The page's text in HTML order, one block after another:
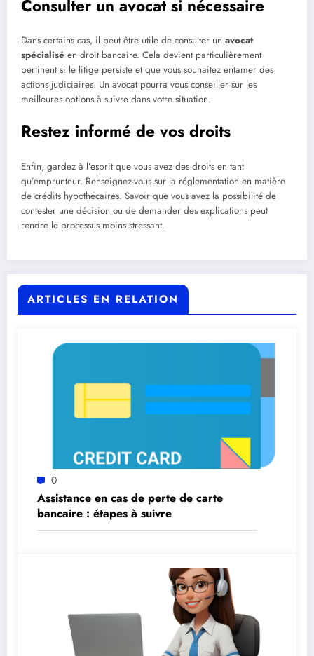
Consulter un avocat si nécessaire
Dans certains cas, il peut être utile de consulter un avocat
spécialisé en droit bancaire. Cela devient particulièrement
pertinent si le litige persiste et que vous souhaitez entamer des
actions judiciaires. Un avocat pourra vous conseiller sur les
meilleures options à suivre dans votre situation.
Restez informé de vos droits
Enfin, gardez à l’esprit que vous avez des droits en tant
qu’emprunteur. Renseignez-vous sur la réglementation en matière
de crédits hypothécaires. Savoir que vous avez la possibilité de
contester une décision ou de demander des explications peut
rendre le processus moins stressant.
ARTICLES EN RELATION
0
Assistance en cas de perte de carte
bancaire : étapes à suivre